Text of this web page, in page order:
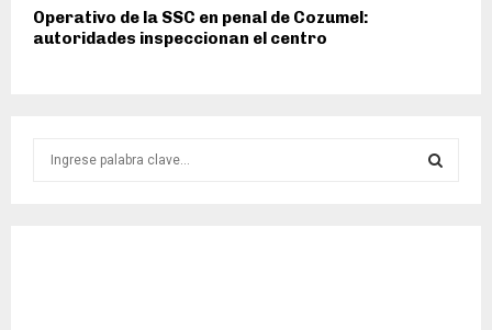
Operativo de la SSC en penal de Cozumel:
autoridades inspeccionan el centro